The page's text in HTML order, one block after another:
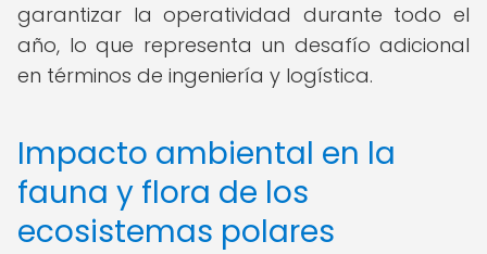
garantizar la operatividad durante todo el
año, lo que representa un desafío adicional
en términos de ingeniería y logística.
Impacto ambiental en la
fauna y flora de los
ecosistemas polares